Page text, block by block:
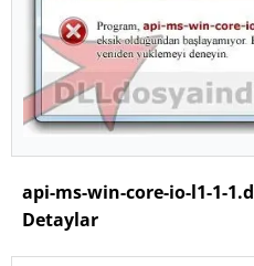
api-ms-win-core-io-l1-1-
Detaylar